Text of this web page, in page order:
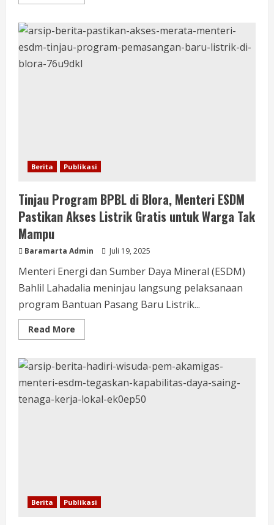
Berita Publikasi
Tinjau Program BPBL di Blora, Menteri ESDM
Pastikan Akses Listrik Gratis untuk Warga Tak
Mampu
Baramarta Admin Juli 19, 2025
Menteri Energi dan Sumber Daya Mineral (ESDM)
Bahlil Lahadalia meninjau langsung pelaksanaan
program Bantuan Pasang Baru Listrik...
Read More
Berita Publikasi